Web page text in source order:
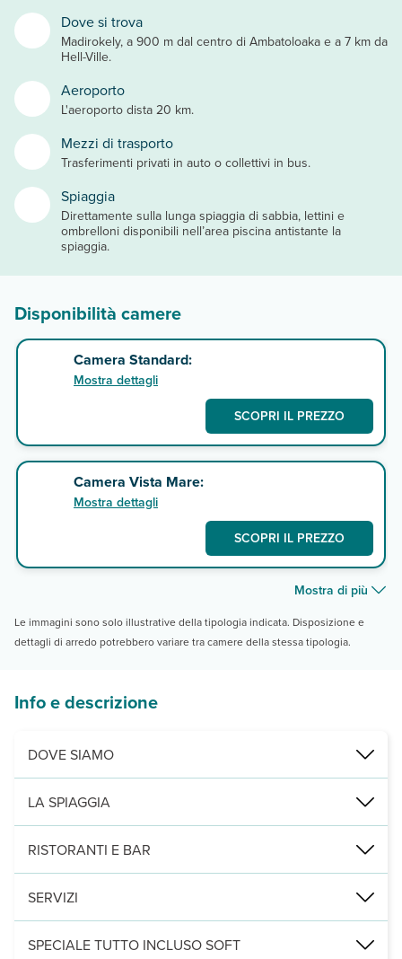
Dove si trova
Madirokely, a 900 m dal centro di Ambatoloaka e a 7 km da
Hell-Ville.
Aeroporto
L'aeroporto dista 20 km.
Mezzi di trasporto
Trasferimenti privati in auto o collettivi in bus.
Spiaggia
Direttamente sulla lunga spiaggia di sabbia, lettini e
ombrelloni disponibili nell’area piscina antistante la
spiaggia.
Disponibilità camere
Camera Standard:
Mostra dettagli
SCOPRI IL PREZZO
Camera Vista Mare:
Mostra dettagli
SCOPRI IL PREZZO
Mostra di più
Le immagini sono solo illustrative della tipologia indicata. Disposizione e
dettagli di arredo potrebbero variare tra camere della stessa tipologia.
Info e descrizione
DOVE SIAMO
Madirokely, direttamente sulla spiaggia, a 900 m dal centro di
LA SPIAGGIA
lunga spiaggia di sabbia non attrezzata soggetta al fenomeno
RISTORANTI E BAR
1 ristorante e 1 bar presso Villa Valiha e, a pagamento, una
SERVIZI
3 piscine, due presso Villa Valiha e una presso la sezione
SPECIALE TUTTO INCLUSO SOFT